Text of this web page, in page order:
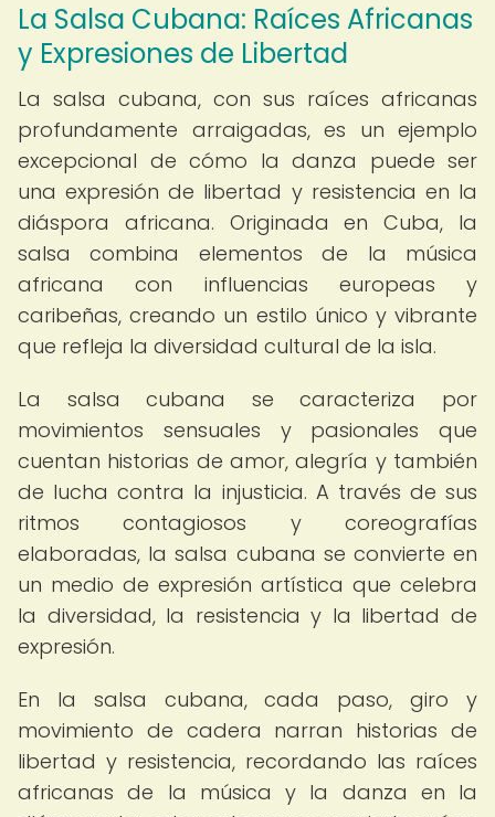
La Salsa Cubana: Raíces Africanas
y Expresiones de Libertad
La salsa cubana, con sus raíces africanas
profundamente arraigadas, es un ejemplo
excepcional de cómo la danza puede ser
una expresión de libertad y resistencia en la
diáspora africana. Originada en Cuba, la
salsa combina elementos de la música
africana con influencias europeas y
caribeñas, creando un estilo único y vibrante
que refleja la diversidad cultural de la isla.
La salsa cubana se caracteriza por
movimientos sensuales y pasionales que
cuentan historias de amor, alegría y también
de lucha contra la injusticia. A través de sus
ritmos contagiosos y coreografías
elaboradas, la salsa cubana se convierte en
un medio de expresión artística que celebra
la diversidad, la resistencia y la libertad de
expresión.
En la salsa cubana, cada paso, giro y
movimiento de cadera narran historias de
libertad y resistencia, recordando las raíces
africanas de la música y la danza en la